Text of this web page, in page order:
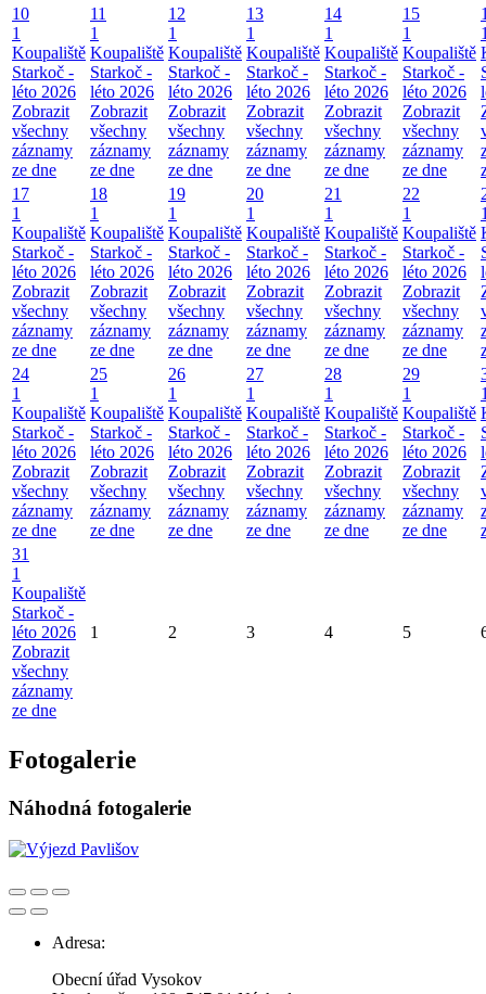
10
1
Koupaliště
Starkoč -
léto 2026
Zobrazit
všechny
záznamy
ze dne
11
1
Koupaliště
Starkoč -
léto 2026
Zobrazit
všechny
záznamy
ze dne
12
1
Koupaliště
Starkoč -
léto 2026
Zobrazit
všechny
záznamy
ze dne
13
1
Koupaliště
Starkoč -
léto 2026
Zobrazit
všechny
záznamy
ze dne
14
1
Koupaliště
Starkoč -
léto 2026
Zobrazit
všechny
záznamy
ze dne
15
1
Koupaliště
Starkoč -
léto 2026
Zobrazit
všechny
záznamy
ze dne
17
1
Koupaliště
Starkoč -
léto 2026
Zobrazit
všechny
záznamy
ze dne
18
1
Koupaliště
Starkoč -
léto 2026
Zobrazit
všechny
záznamy
ze dne
19
1
Koupaliště
Starkoč -
léto 2026
Zobrazit
všechny
záznamy
ze dne
20
1
Koupaliště
Starkoč -
léto 2026
Zobrazit
všechny
záznamy
ze dne
21
1
Koupaliště
Starkoč -
léto 2026
Zobrazit
všechny
záznamy
ze dne
22
1
Koupaliště
Starkoč -
léto 2026
Zobrazit
všechny
záznamy
ze dne
24
1
Koupaliště
Starkoč -
léto 2026
Zobrazit
všechny
záznamy
ze dne
25
1
Koupaliště
Starkoč -
léto 2026
Zobrazit
všechny
záznamy
ze dne
26
1
Koupaliště
Starkoč -
léto 2026
Zobrazit
všechny
záznamy
ze dne
27
1
Koupaliště
Starkoč -
léto 2026
Zobrazit
všechny
záznamy
ze dne
28
1
Koupaliště
Starkoč -
léto 2026
Zobrazit
všechny
záznamy
ze dne
29
1
Koupaliště
Starkoč -
léto 2026
Zobrazit
všechny
záznamy
ze dne
31
1
Koupaliště
Starkoč -
léto 2026
Zobrazit
všechny
záznamy
ze dne
1 2 3 4 5
Fotogalerie
Náhodná fotogalerie
Adresa:
Obecní úřad Vysokov